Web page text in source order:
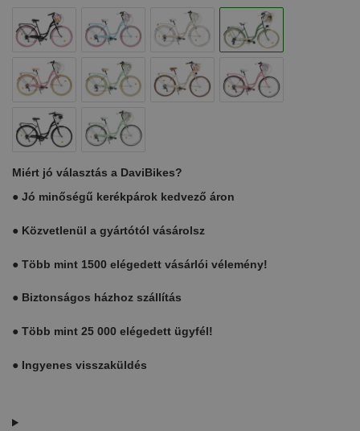
Miért jó választás a DaviBikes?
● Jó minőségű kerékpárok kedvező áron
● Közvetlenül a gyártótól vásárolsz
● Több mint 1500 elégedett vásárlói vélemény!
● Biztonságos házhoz szállítás
● Több mint 25 000 elégedett ügyfél!
● Ingyenes visszaküldés